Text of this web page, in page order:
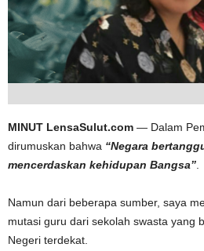
MINUT LensaSulut.com — Dalam
dirumuskan bahwa “Negara
mencerdaskan kehidupan Bangsa”
Namun dari beberapa sumber, saya
mutasi guru dari sekolah swasta yang
Negeri terdekat.